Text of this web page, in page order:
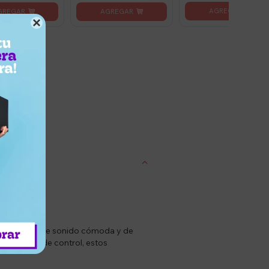

de sonido cómoda y de
de control, estos